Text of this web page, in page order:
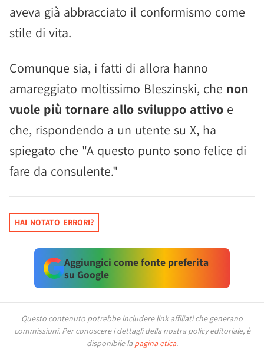
aveva già abbracciato il conformismo come
stile di vita.
Comunque sia, i fatti di allora hanno
amareggiato moltissimo Bleszinski, che non
vuole più tornare allo sviluppo attivo e
che, rispondendo a un utente su X, ha
spiegato che "A questo punto sono felice di
fare da consulente."
HAI NOTATO ERRORI?
Aggiungici come fonte preferita
su Google
Questo contenuto potrebbe includere link affiliati che generano
commissioni. Per conoscere i dettagli della nostra policy editoriale, è
disponibile la pagina etica.